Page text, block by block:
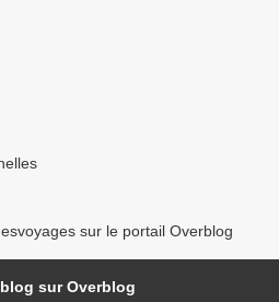
sur le portail Overblog
sur Overblog